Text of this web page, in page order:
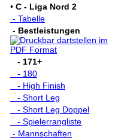
• C - Liga Nord 2
- Tabelle
- Bestleistungen
- 171+
- 180
- High Finish
- Short Leg
- Short Leg Doppel
- Spielerrangliste
- Mannschaften